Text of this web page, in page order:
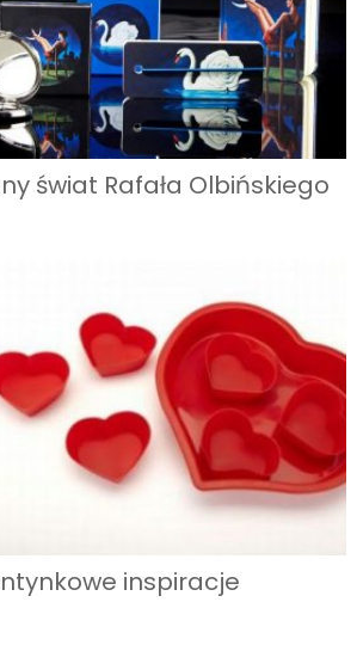
świat Rafała Olbińskiego
inspiracje